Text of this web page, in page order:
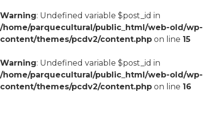
Warning: Undefined variable $post_id in
/home/parquecultural/public_html/web-old/wp-
content/themes/pcdv2/content.php on line 15
Warning: Undefined variable $post_id in
/home/parquecultural/public_html/web-old/wp-
content/themes/pcdv2/content.php on line 16